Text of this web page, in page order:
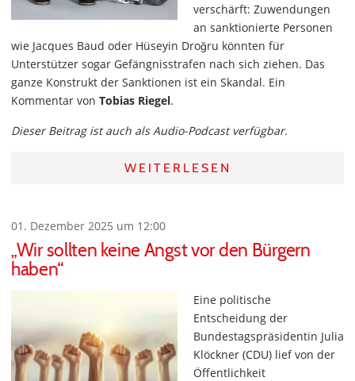
verschärft: Zuwendungen
an sanktionierte Personen
wie Jacques Baud oder Hüseyin Droğru könnten für
Unterstützer sogar Gefängnisstrafen nach sich ziehen. Das
ganze Konstrukt der Sanktionen ist ein Skandal. Ein
Kommentar von Tobias Riegel.
Dieser Beitrag ist auch als Audio-Podcast verfügbar.
WEITERLESEN
01. Dezember 2025 um 12:00
„Wir sollten keine Angst vor den Bürgern
haben“
Eine politische
Entscheidung der
Bundestagspräsidentin Julia
Klöckner (CDU) lief von der
Öffentlichkeit